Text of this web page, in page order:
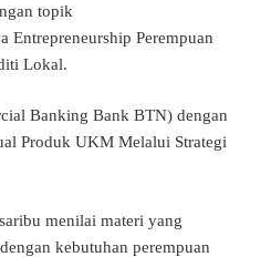
topik
Entrepreneurship Perempuan
Lokal.
Banking Bank BTN) dengan
Produk UKM Melalui Strategi
menilai materi yang
kebutuhan perempuan